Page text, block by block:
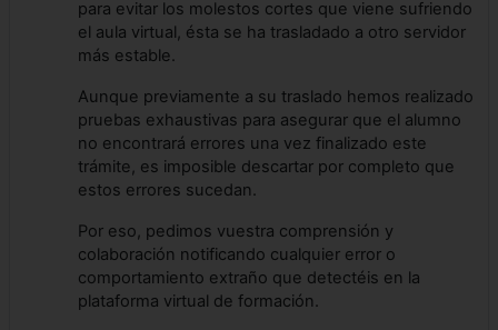
para evitar los molestos cortes que viene sufriendo
el aula virtual, ésta se ha trasladado a otro servidor
más estable.
Aunque previamente a su traslado hemos realizado
pruebas exhaustivas para asegurar que el alumno
no encontrará errores una vez finalizado este
trámite, es imposible descartar por completo que
estos errores sucedan.
Por eso, pedimos vuestra comprensión y
colaboración notificando cualquier error o
comportamiento extraño que detectéis en la
plataforma virtual de formación.